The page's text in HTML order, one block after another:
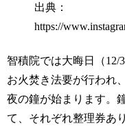
出典：
https://
智積院では大晦日（12/
お火焚き法要が行われ
夜の鐘が始まります。
て、それぞれ整理券あ